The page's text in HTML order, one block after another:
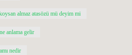
almaz atasözü mü deyim mi
anlama gelir
nedir